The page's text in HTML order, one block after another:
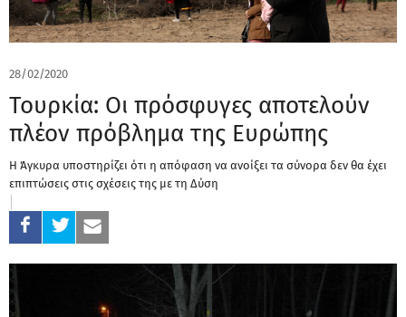
28/02/2020
Τουρκία: Οι πρόσφυγες αποτελούν
πλέον πρόβλημα της Ευρώπης
Η Άγκυρα υποστηρίζει ότι η απόφαση να ανοίξει τα σύνορα δεν θα έχει
επιπτώσεις στις σχέσεις της με τη Δύση